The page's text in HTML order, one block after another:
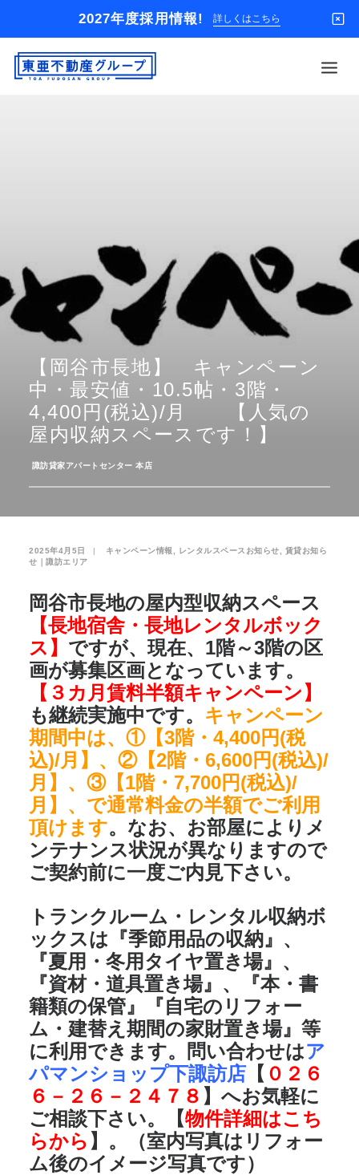
2027年度採用情報! 詳しくはこちら
入居者様専用
解約のお申込み
企業情報
お問い合わせ
お気に入り 閲覧履歴
【岡谷市長地】 キャンペーン
中・最安値・10.5帖・3階・
4,400円(税込)/月 【人気の
屋内収納スペースです！】
諏訪貸家アパートセンター 本店
2025年4月5日 | キャンペーン情報 レンタルスペースお知らせ
賃貸お知ら
せ｜諏訪エリア
岡谷市長地の屋内型収納スペース
【長地宿舎・長地レンタルボック
ス】 ですが、現在、1階～3階の区
画が募集区画となっています。
【３カ月賃料半額キャンペーン】
も継続実施中です。 キャンペーン
期間中は、①【3階・4,400円(税
込)/月】、②【2階・6,600円(税込)/
月】、③【1階・7,700円(税込)/
月】、で通常料金の半額でご利用
頂けます。なお、お部屋によりメ
ンテナンス状況が異なりますので
ご契約前に一度ご内見下さい。
トランクルーム・レンタル収納ボ
ックスは 『季節用品の収納』、
『夏用・冬用タイヤ置き場』、
『資材・道具置き場』、『本・書
籍類の保管』『自宅のリフォー
ム・建替え期間の家財置き場』 等
に利用できます。問い合わせはア
パマンショップ下諏訪店 【 ０２６
６－２６－２４７８ 】へお気軽に
ご相談下さい。【物件詳細はこち
らから 】。（室内写真はリフォー
ム後のイメージ写真です）